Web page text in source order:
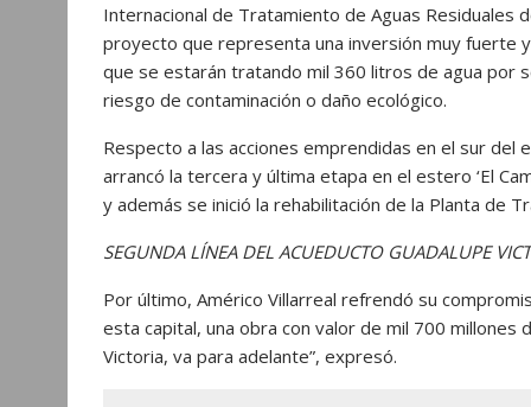
Internacional de Tratamiento de Aguas Residuales
proyecto que representa una inversión muy fuerte
que se estarán tratando mil 360 litros de agua por
riesgo de contaminación o daño ecológico.
Respecto a las acciones emprendidas en el sur del
arrancó la tercera y última etapa en el estero ‘El
y además se inició la rehabilitación de la Planta de
SEGUNDA LÍNEA DEL ACUEDUCTO GUADALUPE
Por último, Américo Villarreal refrendó su
esta capital, una obra con valor de mil 700 millones
Victoria, va para adelante”, expresó.